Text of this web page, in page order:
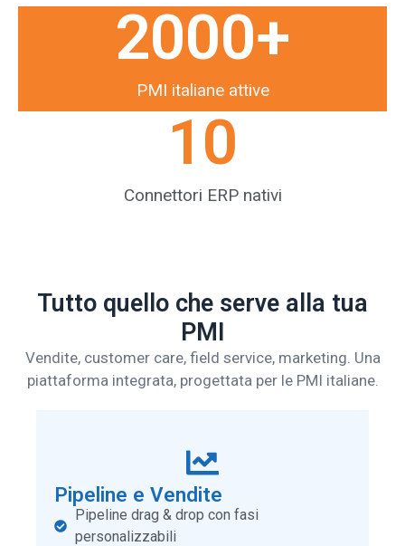
PMI italiane attive
2000+
Connettori ERP nativi
10
Tutto quello che serve alla tua
PMI
Vendite, customer care, field service, marketing. Una
piattaforma integrata, progettata per le PMI italiane.
Pipeline e Vendite
Pipeline drag & drop con fasi
personalizzabili